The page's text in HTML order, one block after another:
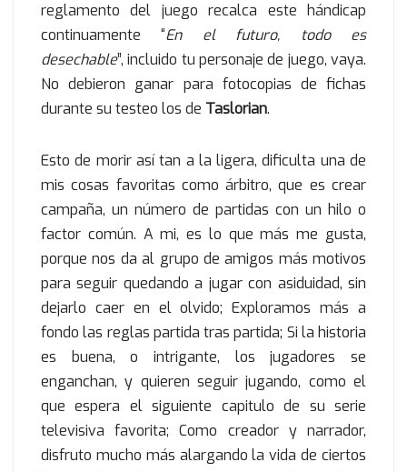
reglamento del juego recalca este hándicap
continuamente “En el futuro, todo es
desechable”, incluido tu personaje de juego, vaya.
No debieron ganar para fotocopias de fichas
durante su testeo los de Taslorian.
Esto de morir así tan a la ligera, dificulta una de
mis cosas favoritas como árbitro, que es crear
campaña, un número de partidas con un hilo o
factor común. A mi, es lo que más me gusta,
porque nos da al grupo de amigos más motivos
para seguir quedando a jugar con asiduidad, sin
dejarlo caer en el olvido; Exploramos más a
fondo las reglas partida tras partida; Si la historia
es buena, o intrigante, los jugadores se
enganchan, y quieren seguir jugando, como el
que espera el siguiente capitulo de su serie
televisiva favorita; Como creador y narrador,
disfruto mucho más alargando la vida de ciertos